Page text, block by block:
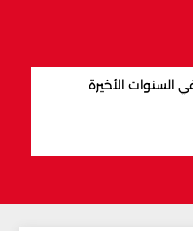
السنوات الأخيرة